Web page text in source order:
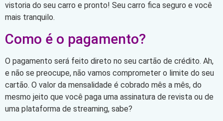
vistoria do seu carro e pronto! Seu carro fica seguro e você
mais tranquilo.
Como é o pagamento?
O pagamento será feito direto no seu cartão de crédito. Ah,
e não se preocupe, não vamos comprometer o limite do seu
cartão. O valor da mensalidade é cobrado mês a mês, do
mesmo jeito que você paga uma assinatura de revista ou de
uma plataforma de streaming, sabe?